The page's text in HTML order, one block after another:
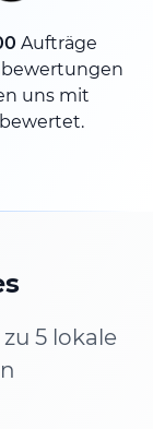
Aufträge
uns mit
5 lokale